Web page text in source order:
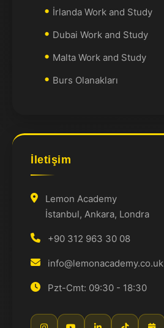
İrlanda Work and Study
Dubai Work and Study
Malta Work and Study
Burs Olanakları
İletişim
Lemon Academy
İstanbul, Ankara, Londra
+90 312 963 30 08
info@lemonacademy.co.uk
Pzt-Cmt: 09:30 - 18:30